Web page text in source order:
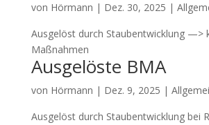
von Hörmann | Dez. 30, 2025 |
Ausgelöst durch Staubentwicklung —>
Maßnahmen
Ausgelöste BMA
von Hörmann | Dez. 9, 2025 |
Ausgelöst durch Staubentwicklung bei